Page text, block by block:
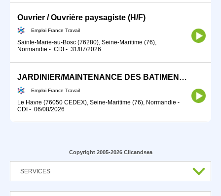
Ouvrier / Ouvrière paysagiste (H/F)
Emploi France Travail
Sainte-Marie-au-Bosc (76280), Seine-Maritime (76),
Normandie - CDI - 31/07/2026
JARDINIER/MAINTENANCE DES BATIMENTS (H/F)
Emploi France Travail
Le Havre (76050 CEDEX), Seine-Maritime (76), Normandie -
CDI - 06/08/2026
Copyright 2005-2026 Clicandsea
SERVICES